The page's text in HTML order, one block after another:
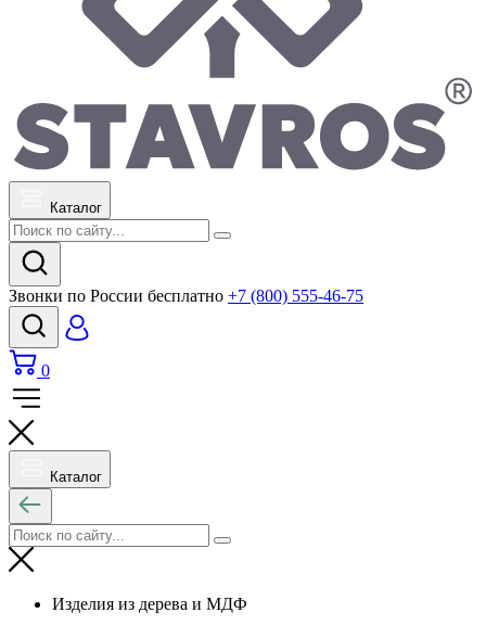
Каталог
Звонки по России бесплатно +7 (800) 555-46-75
0
Каталог
Изделия из дерева и МДФ